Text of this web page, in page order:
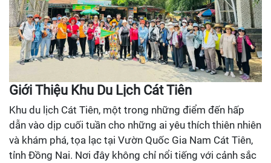
Giới Thiệu Khu Du Lịch Cát Tiên
Khu du lịch Cát Tiên, một trong những điểm đến hấp
dẫn vào dịp cuối tuần cho những ai yêu thích thiên nhiên
và khám phá, tọa lạc tại Vườn Quốc Gia Nam Cát Tiên,
tỉnh Đồng Nai. Nơi đây không chỉ nổi tiếng với cảnh sắc